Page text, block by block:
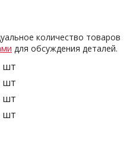
количество товаров
для обсуждения деталей.
шт
шт
шт
шт